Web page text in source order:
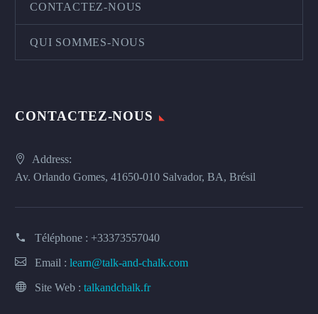
CONTACTEZ-NOUS
QUI SOMMES-NOUS
CONTACTEZ-NOUS
Address:
Av. Orlando Gomes, 41650-010 Salvador, BA, Brésil
Téléphone : +33373557040
Email : learn@talk-and-chalk.com
Site Web : talkandchalk.fr